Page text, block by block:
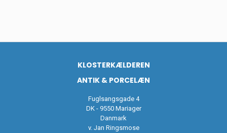
KLOSTERKÆLDEREN
ANTIK & PORCELÆN
Fuglsangsgade 4
DK - 9550 Mariager
Danmark
v. Jan Ringsmose